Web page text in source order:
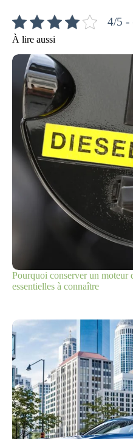
4/5 -
À lire aussi
Pourquoi conserver un moteur
essentielles à connaître